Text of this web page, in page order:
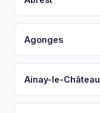
Agonges
Ainay-le-Château